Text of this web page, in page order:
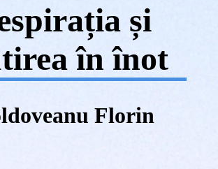
și
în înot
Florin